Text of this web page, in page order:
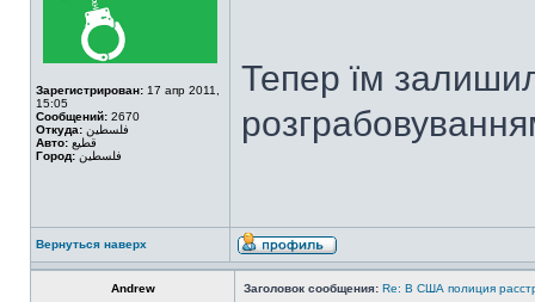
Зарегистрирован: 17 апр 2011,
15:05
Сообщений: 2670
Откуда: فلسطين
Авто: قطيع
Город: فلسطين
Тепер їм
Вернуться наверх
Аndrew Заголовок сообщения: Re: В США полиция